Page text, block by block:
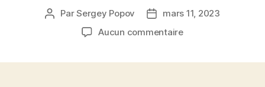
Auteur
ParSergey Popov
Datemars 11, 2023
Aucun commentairesur